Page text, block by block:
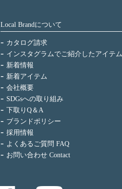
Local Brandについて
カタログ請求
インスタグラムでご紹介したアイテム
新着情報
新着アイテム
会社概要
SDGsへの取り組み
下取りQ＆A
ブランドポリシー
採用情報
よくあるご質問 FAQ
お問い合わせ Contact